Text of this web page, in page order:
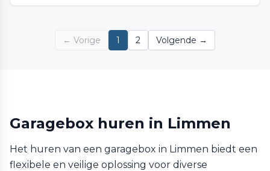
← Vorige 1 2 Volgende →
Garagebox huren in Limmen
Het huren van een garagebox in Limmen biedt een
flexibele en veilige oplossing voor diverse